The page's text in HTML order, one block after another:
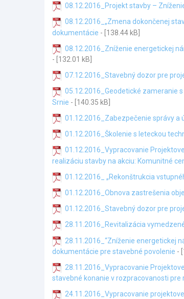
08.12.2016_Projekt stavby –
08.12.2016_„Zmena dokončenej
dokumentácie - [138.44 kB]
08.12.2016_Zníženie energetickej
- [132.01 kB]
07.12.2016_Stavebný dozor pre
05.12.2016_Geodetické zameranie
Srnie - [140.35 kB]
01.12.2016_Zabezpečenie správy a
01.12.2016_Školenie s leteckou
01.12.2016_Vypracovanie
realizáciu stavby na akciu: Komunitné
01.12.2016_ „Rekonštrukcia
01.12.2016_Obnova zastrešenia
01.12.2016_Stavebný dozor pre
28.11.2016_Revitalizácia
28.11.2016_“Zníženie energetickej
dokumentácie pre stavebné povolenie -
28.11.2016_Vypracovanie
stavebné konanie v rozpracovanosti pre
24.11.2016_Vypracovanie